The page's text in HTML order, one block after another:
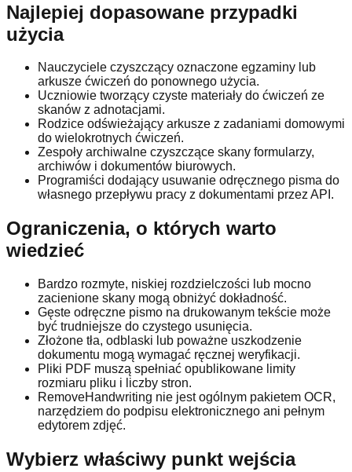
Najlepiej dopasowane przypadki
użycia
Nauczyciele czyszczący oznaczone egzaminy lub
arkusze ćwiczeń do ponownego użycia.
Uczniowie tworzący czyste materiały do ćwiczeń ze
skanów z adnotacjami.
Rodzice odświeżający arkusze z zadaniami domowymi
do wielokrotnych ćwiczeń.
Zespoły archiwalne czyszczące skany formularzy,
archiwów i dokumentów biurowych.
Programiści dodający usuwanie odręcznego pisma do
własnego przepływu pracy z dokumentami przez API.
Ograniczenia, o których warto
wiedzieć
Bardzo rozmyte, niskiej rozdzielczości lub mocno
zacienione skany mogą obniżyć dokładność.
Gęste odręczne pismo na drukowanym tekście może
być trudniejsze do czystego usunięcia.
Złożone tła, odblaski lub poważne uszkodzenie
dokumentu mogą wymagać ręcznej weryfikacji.
Pliki PDF muszą spełniać opublikowane limity
rozmiaru pliku i liczby stron.
RemoveHandwriting nie jest ogólnym pakietem OCR,
narzędziem do podpisu elektronicznego ani pełnym
edytorem zdjęć.
Wybierz właściwy punkt wejścia